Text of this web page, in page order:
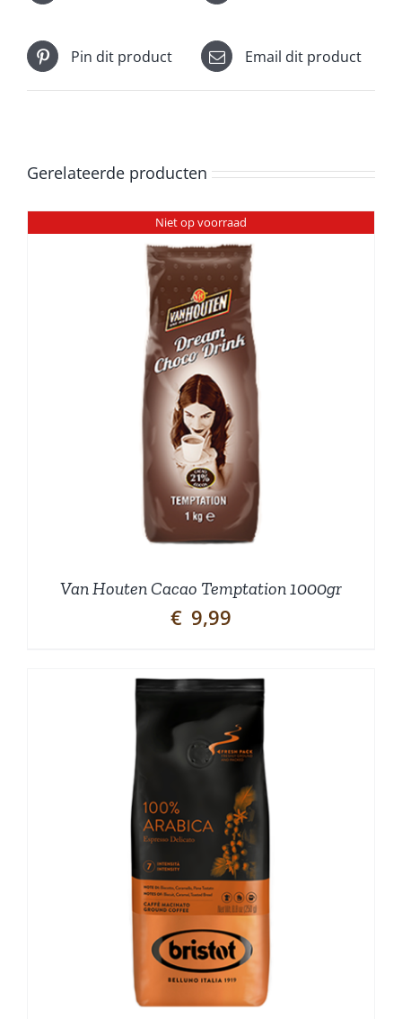
Pin dit product Email dit product
Gerelateerde producten
Niet op voorraad
Van Houten Cacao Temptation 1000gr
€ 9,99